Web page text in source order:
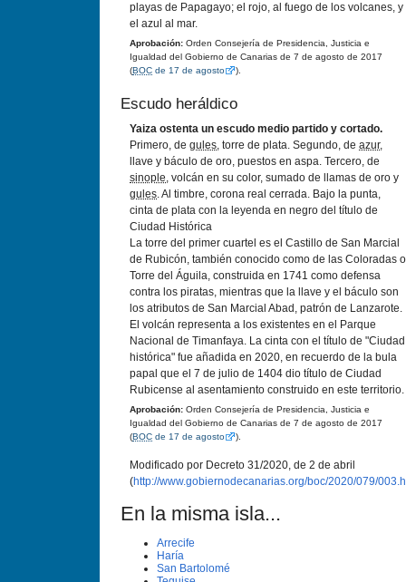
playas de Papagayo; el rojo, al fuego de los volcanes, y
el azul al mar.
Aprobación: Orden Consejerí­a de Presidencia, Justicia e
Igualdad del Gobierno de Canarias de 7 de agosto de 2017
(BOC de 17 de agosto ).
Escudo heráldico
Yaiza ostenta un escudo medio partido y cortado.
Primero, de gules, torre de plata. Segundo, de azur,
llave y báculo de oro, puestos en aspa. Tercero, de
sinople, volcán en su color, sumado de llamas de oro y
gules. Al timbre, corona real cerrada. Bajo la punta,
cinta de plata con la leyenda en negro del tí­tulo de
Ciudad Histórica
La torre del primer cuartel es el Castillo de San Marcial
de Rubicón, también conocido como de las Coloradas o
Torre del Águila, construida en 1741 como defensa
contra los piratas, mientras que la llave y el báculo son
los atributos de San Marcial Abad, patrón de Lanzarote.
El volcán representa a los existentes en el Parque
Nacional de Timanfaya. La cinta con el tí­tulo de "Ciudad
histórica" fue añadida en 2020, en recuerdo de la bula
papal que el 7 de julio de 1404 dio tí­tulo de Ciudad
Rubicense al asentamiento construido en este territorio.
Aprobación: Orden Consejerí­a de Presidencia, Justicia e
Igualdad del Gobierno de Canarias de 7 de agosto de 2017
(BOC de 17 de agosto ).
Modificado por Decreto 31/2020, de 2 de abril
(http://www.gobiernodecanarias.org/boc/2020/079/
En la misma isla...
Arrecife
Harí­a
San Bartolomé